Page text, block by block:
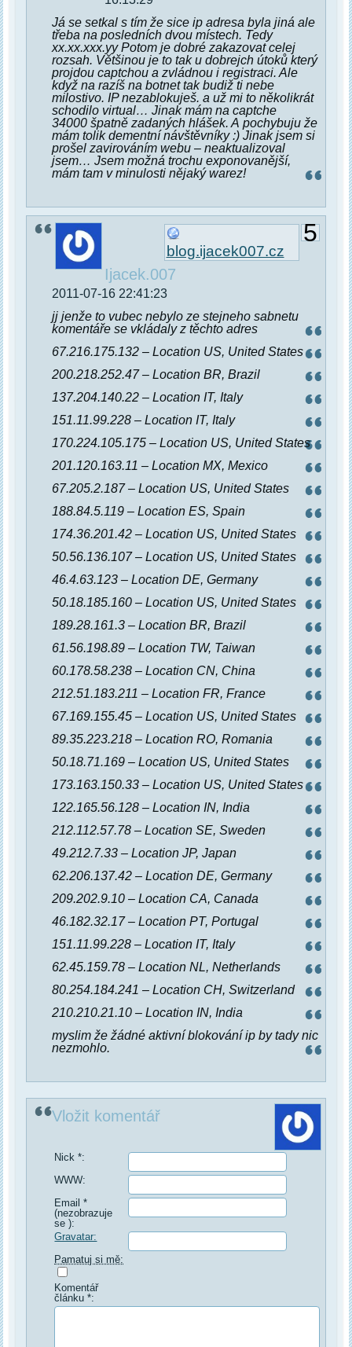
Já se setkal s tím že sice ip adresa byla jiná ale
třeba na posledních dvou místech. Tedy
xx.xx.xxx.yy Potom je dobré zakazovat celej
rozsah. Většinou je to tak u dobrejch útoků který
projdou captchou a zvládnou i registraci. Ale
když na razíš na botnet tak budiž ti nebe
milostivo. IP nezablokuješ. a už mi to několikrát
schodilo virtual… Jinak mám na captche
34000 špatně zadaných hlášek. A pochybuju že
mám tolik dementní návštěvníky :) Jinak jsem si
prošel zavirováním webu – neaktualizoval
jsem… Jsem možná trochu exponovanější,
mám tam v minulosti nějaký warez!
5
blog.ijacek007.cz
Ijacek.007
2011-07-16 22:41:23
jj jenže to vubec nebylo ze stejneho sabnetu
komentáře se vkládaly z těchto adres
67.216.175.132 – Location US, United States
200.218.252.47 – Location BR, Brazil
137.204.140.22 – Location IT, Italy
151.11.99.228 – Location IT, Italy
170.224.105.175 – Location US, United States
201.120.163.11 – Location MX, Mexico
67.205.2.187 – Location US, United States
188.84.5.119 – Location ES, Spain
174.36.201.42 – Location US, United States
50.56.136.107 – Location US, United States
46.4.63.123 – Location DE, Germany
50.18.185.160 – Location US, United States
189.28.161.3 – Location BR, Brazil
61.56.198.89 – Location TW, Taiwan
60.178.58.238 – Location CN, China
212.51.183.211 – Location FR, France
67.169.155.45 – Location US, United States
89.35.223.218 – Location RO, Romania
50.18.71.169 – Location US, United States
173.163.150.33 – Location US, United States
122.165.56.128 – Location IN, India
212.112.57.78 – Location SE, Sweden
49.212.7.33 – Location JP, Japan
62.206.137.42 – Location DE, Germany
209.202.9.10 – Location CA, Canada
46.182.32.17 – Location PT, Portugal
151.11.99.228 – Location IT, Italy
62.45.159.78 – Location NL, Netherlands
80.254.184.241 – Location CH, Switzerland
210.210.21.10 – Location IN, India
myslim že žádné aktivní blokování ip by tady nic
nezmohlo.
Vložit komentář
Nick *:
WWW:
Email *
(nezobrazuje
se ):
Gravatar:
Pamatuj si mě:
Komentář
článku *: